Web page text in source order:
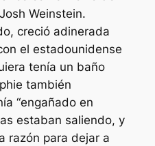
Weinstein.
creció adinerada
el estadounidense
tenía un baño
también
“engañado en
estaban saliendo, y
razón para dejar a